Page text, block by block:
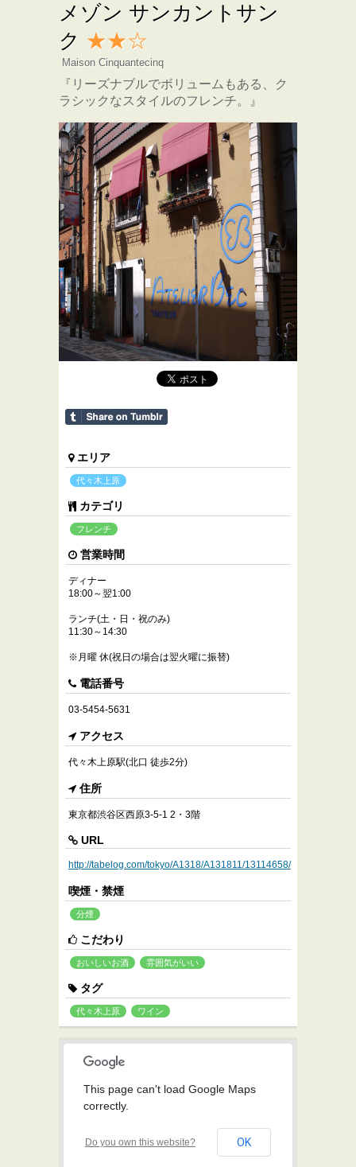
メゾン サンカントサン
ク ★★☆
Maison Cinquantecinq
『リーズナブルでボリュームもある、ク
ラシックなスタイルのフレンチ。』
エリア
代々木上原
カテゴリ
フレンチ
営業時間
ディナー
18:00～翌1:00
ランチ(土・日・祝のみ)
11:30～14:30
※月曜 休(祝日の場合は翌火曜に振替)
電話番号
03-5454-5631
アクセス
代々木上原駅(北口 徒歩2分)
住所
東京都渋谷区西原3-5-1 2・3階
URL
http://tabelog.com/tokyo/A1318/A131811/13114658/
喫煙・禁煙
分煙
こだわり
おいしいお酒 雰囲気がいい
タグ
代々木上原 ワイン
This page can't load Google Maps
correctly.
Do you own this website? OK